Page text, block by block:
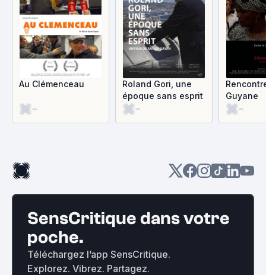
Au Clémenceau
-
Roland Gori, une
époque sans esprit
-
Guyane
-
SensCritique dans votre
poche.
Téléchargez l’app SensCritique.
Explorez. Vibrez. Partagez.